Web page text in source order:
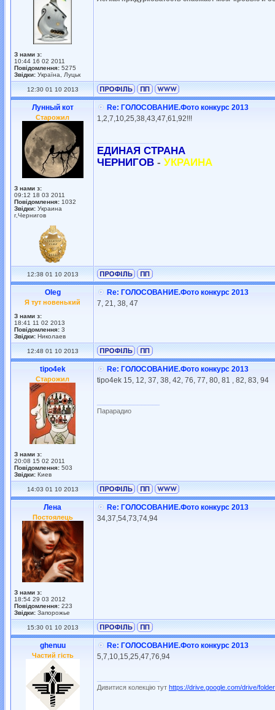
З нами з:
10:44 16 02 2011
Повідомлення: 5275
Звідки: Україна, Луцьк
12:30 01 10 2013
Лунный кот
Старожил
З нами з:
09:12 18 03 2011
Повідомлення: 1032
Звідки: Украина
г,Чернигов
Re: ГОЛОСОВАНИЕ.Фото конкурс 2013
1,2,7,10,25,38,43,47,61,92!!!
ЕДИНАЯ СТРАНА
ЧЕРНИГОВ - УКРАИНА
12:38 01 10 2013
Oleg
Я тут новенький
З нами з:
18:41 11 02 2013
Повідомлення: 3
Звідки: Николаев
Re: ГОЛОСОВАНИЕ.Фото конкурс 2013
7, 21, 38, 47
12:48 01 10 2013
tipo4ek
Старожил
З нами з:
20:08 15 02 2011
Повідомлення: 503
Звідки: Киев
Re: ГОЛОСОВАНИЕ.Фото конкурс 2013
tipo4ek 15, 12, 37, 38, 42, 76, 77, 80, 81 , 82, 83, 94
Парарадио
14:03 01 10 2013
Лена
Постоялець
З нами з:
18:54 29 03 2012
Повідомлення: 223
Звідки: Запорожье
Re: ГОЛОСОВАНИЕ.Фото конкурс 2013
34,37,54,73,74,94
15:30 01 10 2013
ghenuu
Частий гість
Re: ГОЛОСОВАНИЕ.Фото конкурс 2013
5,7,10,15,25,47,76,94
Дивитися колекцію тут https://drive.google.com/drive/